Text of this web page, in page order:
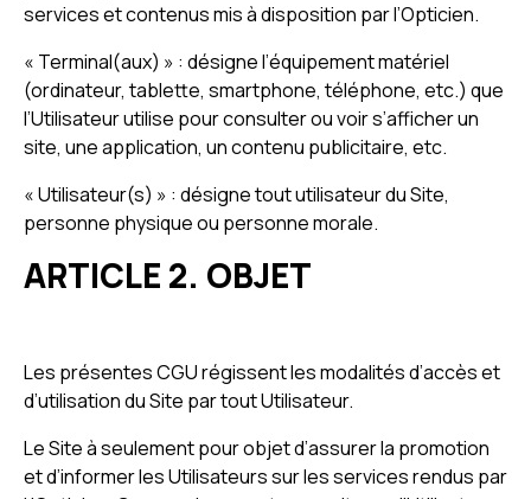
services et contenus mis à disposition par l’Opticien.
« Terminal(aux) » : désigne l’équipement matériel
(ordinateur, tablette, smartphone, téléphone, etc.) que
l’Utilisateur utilise pour consulter ou voir s’afficher un
site, une application, un contenu publicitaire, etc.
« Utilisateur(s) » : désigne tout utilisateur du Site,
personne physique ou personne morale.
ARTICLE 2. OBJET
Les présentes CGU régissent les modalités d’accès et
d’utilisation du Site par tout Utilisateur.
Le Site à seulement pour objet d’assurer la promotion
et d’informer les Utilisateurs sur les services rendus par